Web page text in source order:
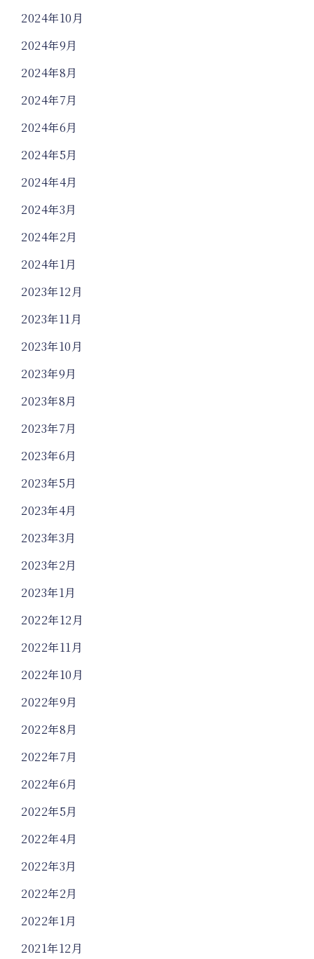
2024年10月
2024年9月
2024年8月
2024年7月
2024年6月
2024年5月
2024年4月
2024年3月
2024年2月
2024年1月
2023年12月
2023年11月
2023年10月
2023年9月
2023年8月
2023年7月
2023年6月
2023年5月
2023年4月
2023年3月
2023年2月
2023年1月
2022年12月
2022年11月
2022年10月
2022年9月
2022年8月
2022年7月
2022年6月
2022年5月
2022年4月
2022年3月
2022年2月
2022年1月
2021年12月